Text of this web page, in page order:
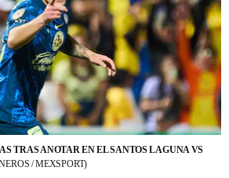
TRAS ANOTAR EN EL SANTOS LAGUNA VS
/ MEXSPORT)